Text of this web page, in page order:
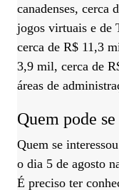
canadenses, cerca
jogos virtuais e de
cerca de R$ 11,3
3,9 mil, cerca de
áreas de
Quem pode
Quem se
o dia 5 de agosto
É preciso ter